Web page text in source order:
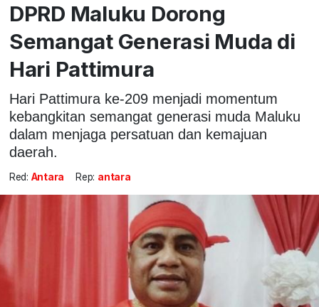
DPRD Maluku Dorong
Semangat Generasi Muda di
Hari Pattimura
Hari Pattimura ke-209 menjadi momentum
kebangkitan semangat generasi muda Maluku
dalam menjaga persatuan dan kemajuan
daerah.
Red: Antara Rep: antara